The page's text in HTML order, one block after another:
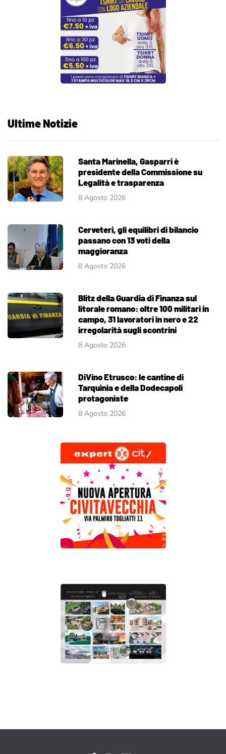
Ultime Notizie
Santa Marinella, Gasparri è
presidente della Commissione su
Legalità e trasparenza
8 Agosto 2026
Cerveteri, gli equilibri di bilancio
passano con 13 voti della
maggioranza
8 Agosto 2026
Blitz della Guardia di Finanza sul
litorale romano: oltre 100 militari in
campo, 31 lavoratori in nero e 22
irregolarità sugli scontrini
8 Agosto 2026
DiVino Etrusco: le cantine di
Tarquinia e della Dodecapoli
protagoniste
8 Agosto 2026